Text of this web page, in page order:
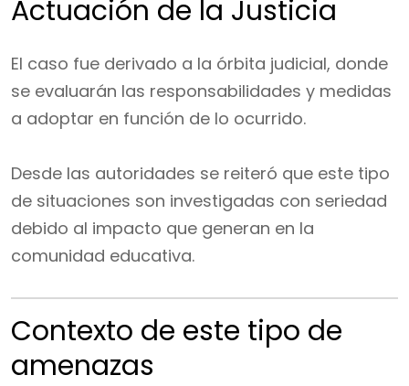
Actuación de la Justicia
El caso fue derivado a la órbita judicial, donde
se evaluarán las responsabilidades y medidas
a adoptar en función de lo ocurrido.
Desde las autoridades se reiteró que este tipo
de situaciones son investigadas con seriedad
debido al impacto que generan en la
comunidad educativa.
Contexto de este tipo de
amenazas